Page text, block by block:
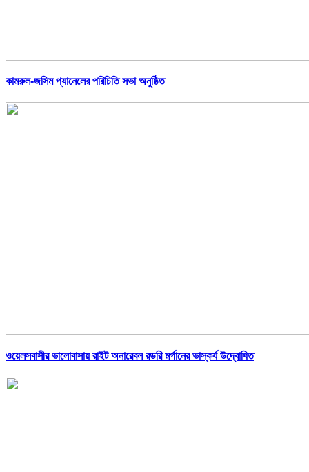
কামরুল-জসিম প্যানেলের পরিচিতি সভা অনুষ্ঠিত
ওয়েলসবাসীর ভালোবাসায় রাইট অনারেবল রডরি মর্গানের ভাস্কর্য উদ্বোধিত